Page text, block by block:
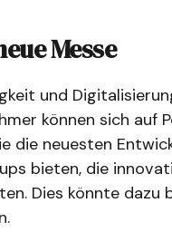
Messe
und
können sich auf
die neuesten
bieten, die
Dies könnte dazu